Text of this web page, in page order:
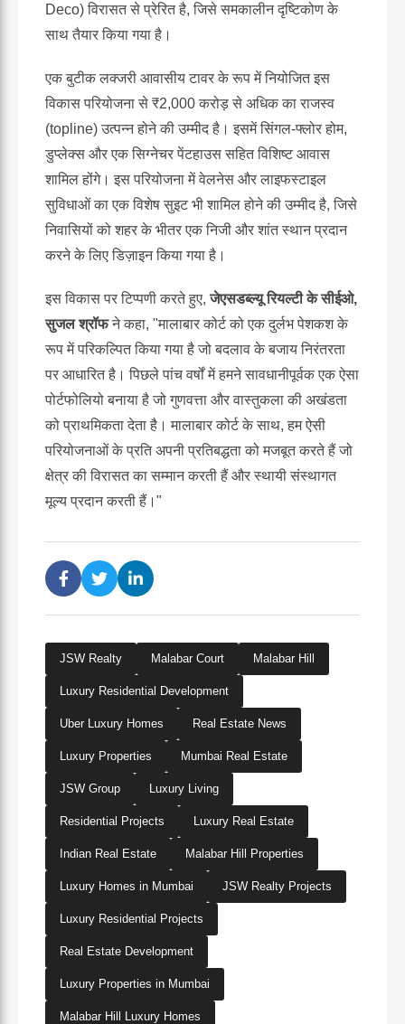
Deco) विरासत से प्रेरित है, जिसे समकालीन दृष्टिकोण के
साथ तैयार किया गया है।
एक बुटीक लक्जरी आवासीय टावर के रूप में नियोजित इस
विकास परियोजना से ₹2,000 करोड़ से अधिक का राजस्व
(topline) उत्पन्न होने की उम्मीद है। इसमें सिंगल-फ्लोर होम,
डुप्लेक्स और एक सिग्नेचर पेंटहाउस सहित विशिष्ट आवास
शामिल होंगे। इस परियोजना में वेलनेस और लाइफस्टाइल
सुविधाओं का एक विशेष सुइट भी शामिल होने की उम्मीद है, जिसे
निवासियों को शहर के भीतर एक निजी और शांत स्थान प्रदान
करने के लिए डिज़ाइन किया गया है।
इस विकास पर टिप्पणी करते हुए,जेएसडब्ल्यू रियल्टी के सीईओ,
सुजल श्रॉफने कहा, "मालाबार कोर्ट को एक दुर्लभ पेशकश के
रूप में परिकल्पित किया गया है जो बदलाव के बजाय निरंतरता
पर आधारित है। पिछले पांच वर्षों में हमने सावधानीपूर्वक एक ऐसा
पोर्टफोलियो बनाया है जो गुणवत्ता और वास्तुकला की अखंडता
को प्राथमिकता देता है। मालाबार कोर्ट के साथ, हम ऐसी
परियोजनाओं के प्रति अपनी प्रतिबद्धता को मजबूत करते हैं जो
क्षेत्र की विरासत का सम्मान करती हैं और स्थायी संस्थागत
मूल्य प्रदान करती हैं।"
JSW Realty Malabar Court Malabar Hill
Luxury Residential Development
Uber Luxury Homes Real Estate News
Luxury Properties Mumbai Real Estate
JSW Group Luxury Living
Residential Projects Luxury Real Estate
Indian Real Estate Malabar Hill Properties
Luxury Homes in Mumbai JSW Realty Projects
Luxury Residential Projects
Real Estate Development
Luxury Properties in Mumbai
Malabar Hill Luxury Homes